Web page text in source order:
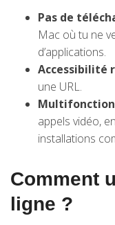
Pas de
Mac où tu ne
d’applications.
Accessibilité
une URL.
appels vidéo,
installations
Comment
ligne ?